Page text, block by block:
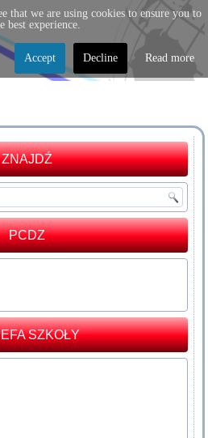
ZNAJDŹ
PCDZ
SZKOŁY
that we are using cookies to ensure you to
best experience.
Accept Decline Read more